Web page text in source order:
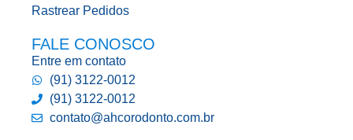
Rastrear Pedidos
FALE CONOSCO
Entre em contato
(91) 3122-0012
(91) 3122-0012
contato@ahcorodonto.com.br